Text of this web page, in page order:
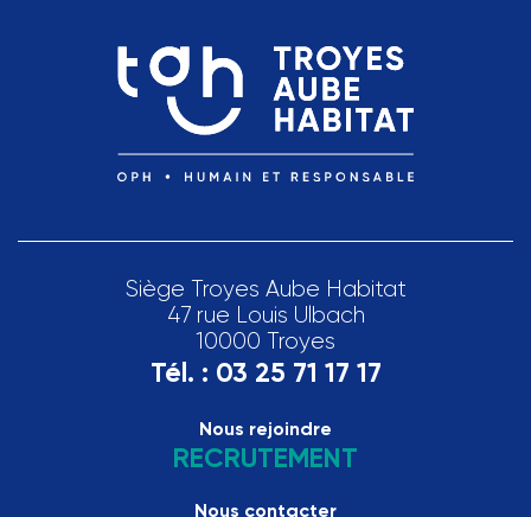
Siège Troyes Aube Habitat
47 rue Louis Ulbach
10000 Troyes
Tél. : 03 25 71 17 17
Nous rejoindre
RECRUTEMENT
Nous contacter